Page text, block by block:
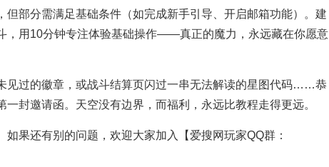
，但部分需满足基础条件（如完成新手引导、开启邮箱功能）。建
，用10分钟专注体验基础操作——真正的魔力，永远藏在你愿意
见过的徽章，或战斗结算页闪过一串无法解读的星图代码……恭
封邀请函。天空没有边界，而福利，永远比教程走得更远。
果还有别的问题，欢迎大家加入【爱搜网玩家QQ群：